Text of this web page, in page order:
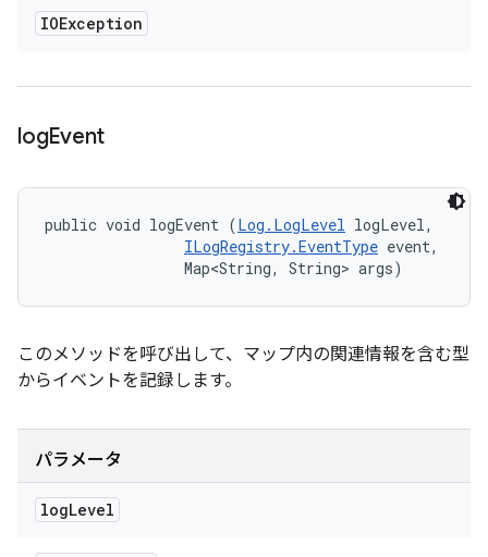
IOException
logEvent
public void logEvent (Log.LogLevel logLevel,
ILogRegistry.EventType event,
                Map<String, String> args)
このメソッドを呼び出して、マップ内の関連情報を含む型
からイベントを記録します。
パラメータ
logLevel